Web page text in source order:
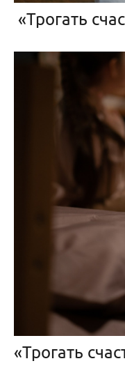
«Трогать